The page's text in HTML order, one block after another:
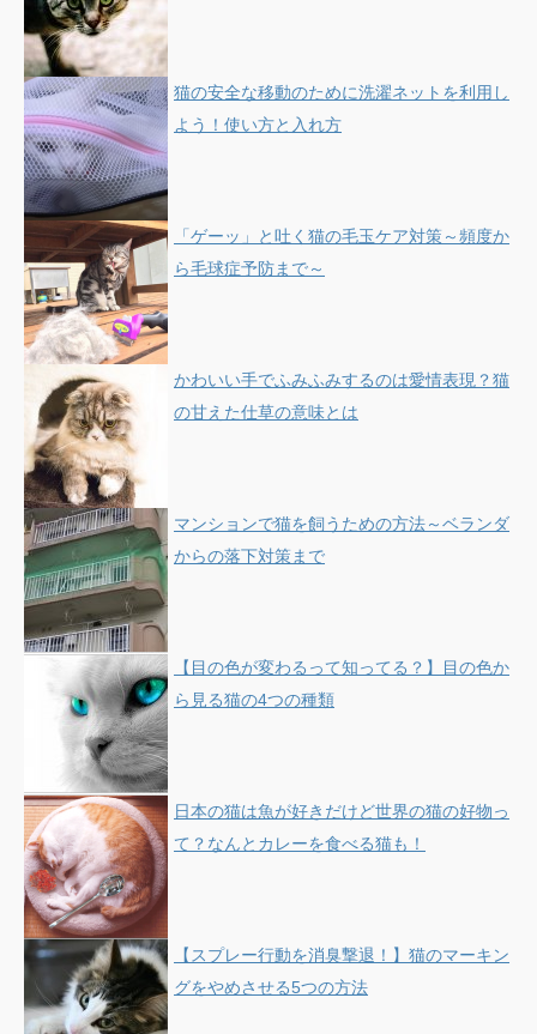
猫の安全な移動のために洗濯ネットを利用し
よう！使い方と入れ方
「ゲーッ」と吐く猫の毛玉ケア対策～頻度か
ら毛球症予防まで～
かわいい手でふみふみするのは愛情表現？猫
の甘えた仕草の意味とは
マンションで猫を飼うための方法～ベランダ
からの落下対策まで
【目の色が変わるって知ってる？】目の色か
ら見る猫の4つの種類
日本の猫は魚が好きだけど世界の猫の好物っ
て？なんとカレーを食べる猫も！
【スプレー行動を消臭撃退！】猫のマーキン
グをやめさせる5つの方法